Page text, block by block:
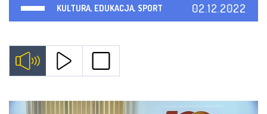
KULTURA, EDUKACJA, SPORT 02.12.2022